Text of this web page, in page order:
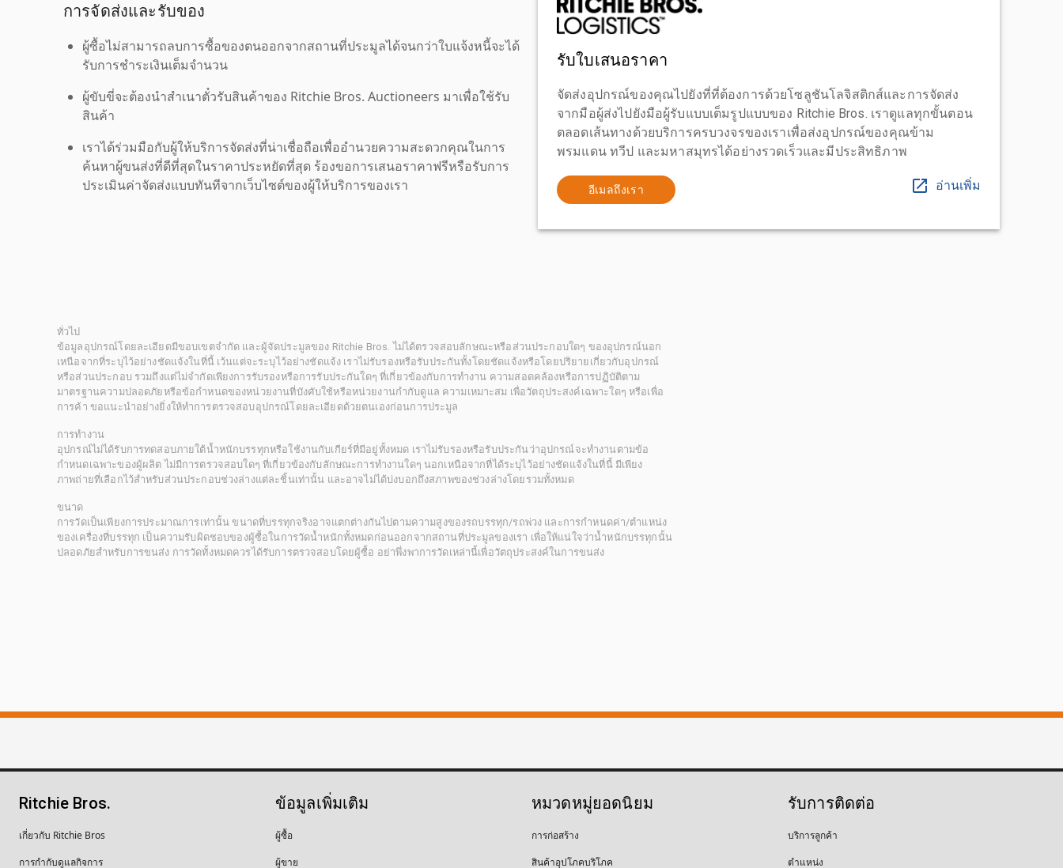
การจัดส่งและรับของ
ผู้ซื้อไม่สามารถลบการซื้อของตนออกจากสถานที่ประมูลได้จนกว่าใบแจ้งหนี้จะได้
รับการชำระเงินเต็มจำนวน
ผู้ขับขี่จะต้องนำสำเนาตั๋วรับสินค้าของ Ritchie Bros. Auctioneers มาเพื่อใช้รับ
สินค้า
เราได้ร่วมมือกับผู้ให้บริการจัดส่งที่น่าเชื่อถือเพื่ออำนวยความสะดวกคุณในการ
ค้นหาผู้ขนส่งที่ดีที่สุดในราคาประหยัดที่สุด ร้องขอการเสนอราคาฟรีหรือรับการ
ประเมินค่าจัดส่งแบบทันทีจากเว็บไซต์ของผู้ให้บริการของเรา
รับใบเสนอราคา
จัดส่งอุปกรณ์ของคุณไปยังที่ที่ต้องการด้วยโซลูชันโลจิสติกส์และการจัดส่ง
จากมือผู้ส่งไปยังมือผู้รับแบบเต็มรูปแบบของ Ritchie Bros. เราดูแลทุกขั้นตอน
ตลอดเส้นทางด้วยบริการครบวงจรของเราเพื่อส่งอุปกรณ์ของคุณข้าม
พรมแดน ทวีป และมหาสมุทรได้อย่างรวดเร็วและมีประสิทธิภาพ
อีเมลถึงเรา อ่านเพิ่ม
ทั่วไป
ข้อมูลอุปกรณ์โดยละเอียดมีขอบเขตจำกัด และผู้จัดประมูลของ Ritchie Bros. ไม่ได้ตรวจสอบลักษณะหรือส่วนประกอบใดๆ ของอุปกรณ์นอก
เหนือจากที่ระบุไว้อย่างชัดแจ้งในที่นี้ เว้นแต่จะระบุไว้อย่างชัดแจ้ง เราไม่รับรองหรือรับประกันทั้งโดยชัดแจ้งหรือโดยปริยายเกี่ยวกับอุปกรณ์
หรือส่วนประกอบ รวมถึงแต่ไม่จำกัดเพียงการรับรองหรือการรับประกันใดๆ ที่เกี่ยวข้องกับการทำงาน ความสอดคล้องหรือการปฏิบัติตาม
มาตรฐานความปลอดภัยหรือข้อกำหนดของหน่วยงานที่บังคับใช้หรือหน่วยงานกำกับดูแล ความเหมาะสม เพื่อวัตถุประสงค์เฉพาะใดๆ หรือเพื่อ
การค้า ขอแนะนำอย่างยิ่งให้ทำการตรวจสอบอุปกรณ์โดยละเอียดด้วยตนเองก่อนการประมูล
การทำงาน
อุปกรณ์ไม่ได้รับการทดสอบภายใต้น้ำหนักบรรทุกหรือใช้งานกับเกียร์ที่มีอยู่ทั้งหมด เราไม่รับรองหรือรับประกันว่าอุปกรณ์จะทำงานตามข้อ
กำหนดเฉพาะของผู้ผลิต ไม่มีการตรวจสอบใดๆ ที่เกี่ยวข้องกับลักษณะการทำงานใดๆ นอกเหนือจากที่ได้ระบุไว้อย่างชัดแจ้งในที่นี้ มีเพียง
ภาพถ่ายที่เลือกไว้สำหรับส่วนประกอบช่วงล่างแต่ละชิ้นเท่านั้น และอาจไม่ได้บ่งบอกถึงสภาพของช่วงล่างโดยรวมทั้งหมด
ขนาด
การวัดเป็นเพียงการประมาณการเท่านั้น ขนาดที่บรรทุกจริงอาจแตกต่างกันไปตามความสูงของรถบรรทุก/รถพ่วง และการกำหนดค่า/ตำแหน่ง
ของเครื่องที่บรรทุก เป็นความรับผิดชอบของผู้ซื้อในการวัดน้ำหนักทั้งหมดก่อนออกจากสถานที่ประมูลของเรา เพื่อให้แน่ใจว่าน้ำหนักบรรทุกนั้น
ปลอดภัยสำหรับการขนส่ง การวัดทั้งหมดควรได้รับการตรวจสอบโดยผู้ซื้อ อย่าพึ่งพาการวัดเหล่านี้เพื่อวัตถุประสงค์ในการขนส่ง
Ritchie Bros.
เกี่ยวกับ Ritchie Bros
การกำกับดูแลกิจการ
ข้อมูลเพิ่มเติม
ผู้ซื้อ
ผู้ขาย
หมวดหมู่ยอดนิยม
การก่อสร้าง
สินค้าอุปโภคบริโภค
รับการติดต่อ
บริการลูกค้า
ตำแหน่ง